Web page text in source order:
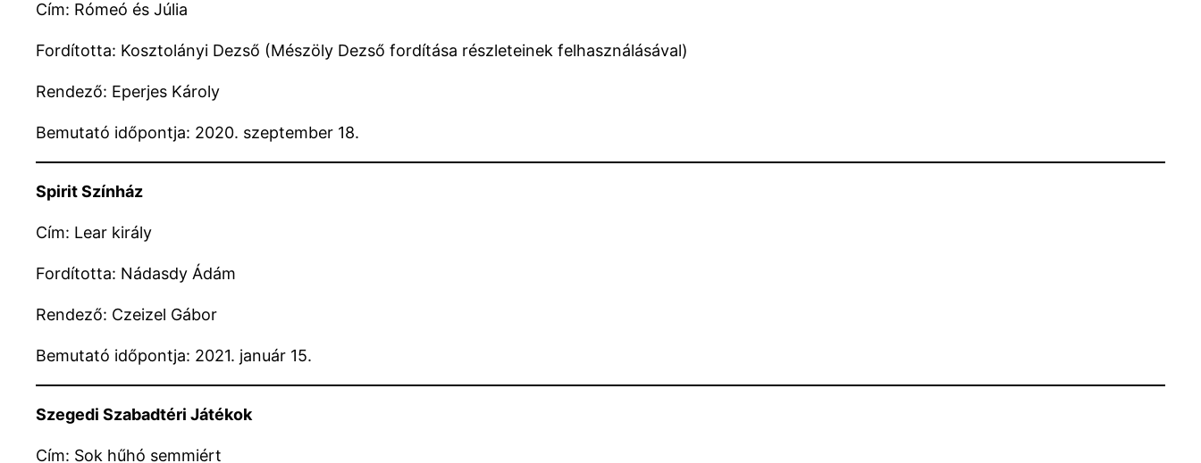
Cím: Rómeó és Júlia
Fordította: Kosztolányi Dezső (Mészöly Dezső fordítása részleteinek felhasználásával)
Rendező: Eperjes Károly
Bemutató időpontja: 2020. szeptember 18.
Spirit Színház
Cím: Lear király
Fordította: Nádasdy Ádám
Rendező: Czeizel Gábor
Bemutató időpontja: 2021. január 15.
Szegedi Szabadtéri Játékok
Cím: Sok hűhó semmiért